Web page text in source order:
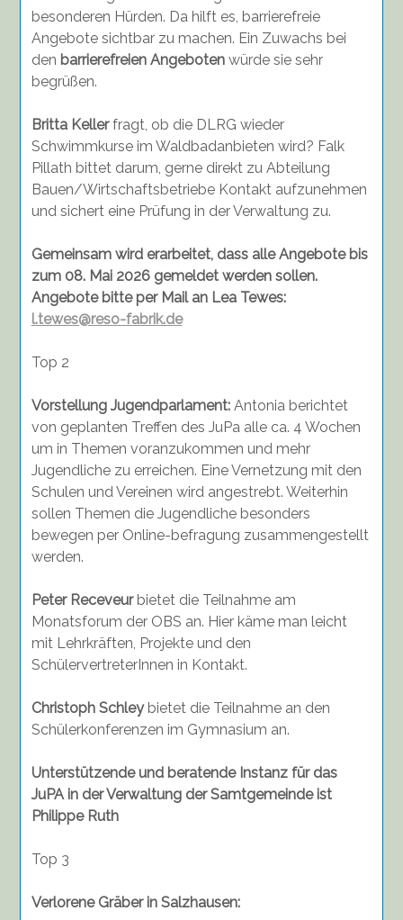
besonderen Hürden. Da hilft es, barrierefreie
Angebote sichtbar zu machen. Ein Zuwachs bei
den barrierefreien Angebotenwürde sie sehr
begrüßen.
Britta Kellerfragt, ob die DLRG wieder
Schwimmkurse im Waldbadanbieten wird? Falk
Pillath bittet darum, gerne direkt zu Abteilung
Bauen/Wirtschaftsbetriebe Kontakt aufzunehmen
und sichert eine Prüfung in der Verwaltung zu.
Gemeinsam wird erarbeitet, dass alle Angebote bis
zum 08. Mai 2026 gemeldet werden sollen.
Angebote bitte per Mail an Lea Tewes:
l.tewes@reso-fabrik.de
Top 2
Vorstellung Jugendparlament:Antonia berichtet
von geplanten Treffen des JuPa alle ca. 4 Wochen
um in Themen voranzukommen und mehr
Jugendliche zu erreichen. Eine Vernetzung mit den
Schulen und Vereinen wird angestrebt. Weiterhin
sollen Themen die Jugendliche besonders
bewegen per Online-befragung zusammengestellt
werden.
Peter Receveurbietet die Teilnahme am
Monatsforum der OBS an. Hier käme man leicht
mit Lehrkräften, Projekte und den
SchülervertreterInnen in Kontakt.
Christoph Schleybietet die Teilnahme an den
Schülerkonferenzen im Gymnasium an.
Unterstützende und beratende Instanz für das
JuPA in der Verwaltung der Samtgemeinde ist
Philippe Ruth
Top 3
Verlorene Gräber in Salzhausen: